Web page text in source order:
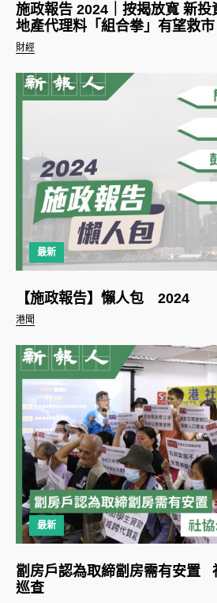
財經
施政報告 2024｜按揭放寬 新投
地產代理料「組合拳」有望救市
最新
港聞
【施政報告】懶人包 2024
最新
劏房戶認為取締劏房需有安置
巡查